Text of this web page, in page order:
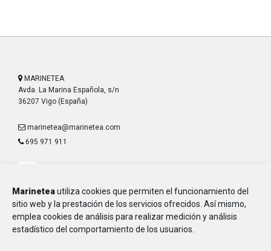
Marineteautiliza cookies que permiten el funcionamiento del
sitio web y la prestación de los servicios ofrecidos. Así mismo,
emplea cookies de análisis para realizar medición y análisis
estadístico del comportamiento de los usuarios.
MARINETEA
Avda. La Marina Española, s/n
36207 Vigo (España)
marinetea@marinetea.com
695 971 911
Aviso Legal
Política de Privacidad